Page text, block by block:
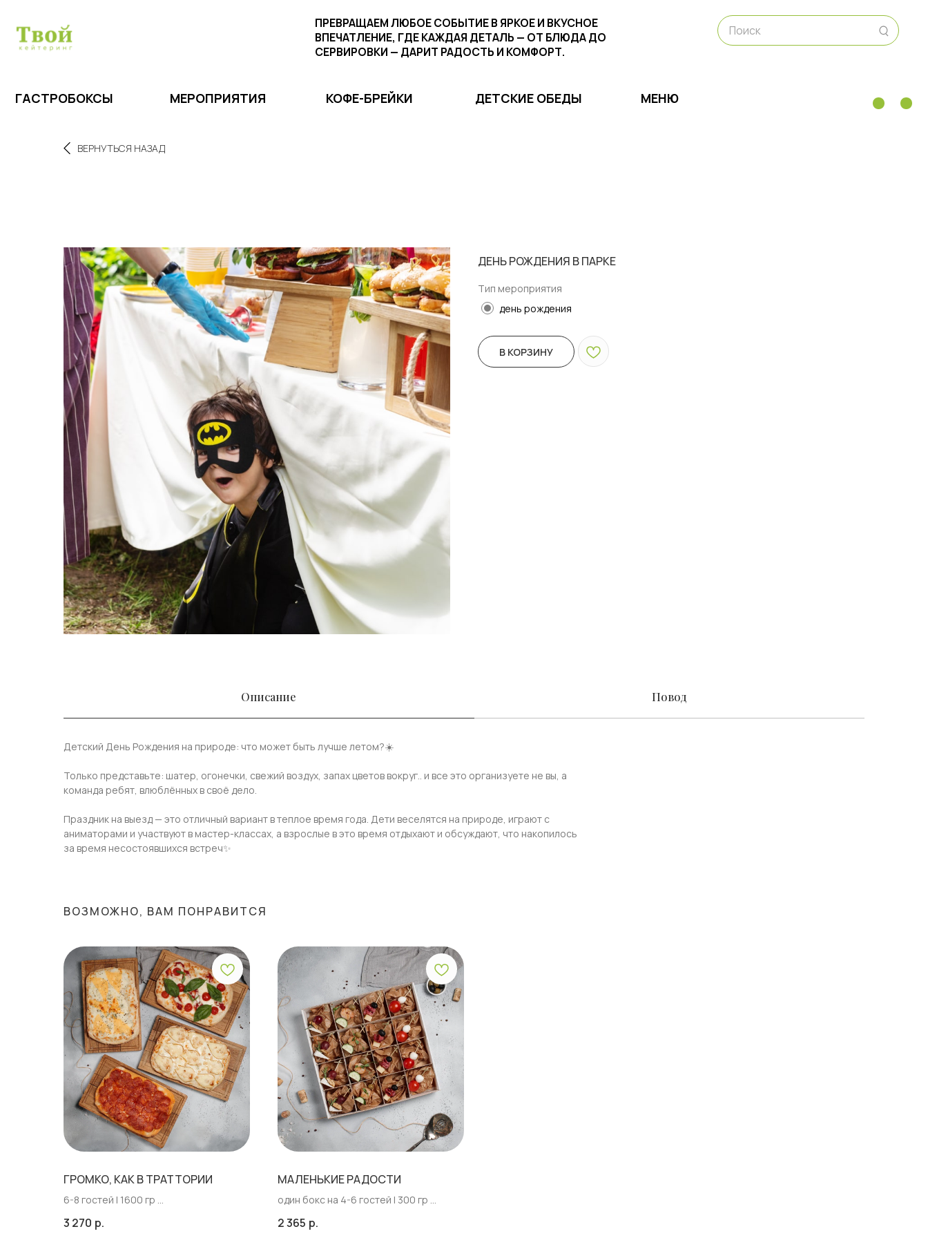
ПРЕВРАЩАЕМ ЛЮБОЕ СОБЫТИЕ В ЯРКОЕ И ВКУСНОЕ
ВПЕЧАТЛЕНИЕ, ГДЕ КАЖДАЯ ДЕТАЛЬ — ОТ БЛЮДА ДО
СЕРВИРОВКИ — ДАРИТ РАДОСТЬ И КОМФОРТ.
МЕНЮ
КОФЕ-БРЕЙКИ ДЕТСКИЕ ОБЕДЫ
ВЕРНУТЬСЯ НАЗАД
ДЕНЬ РОЖДЕНИЯ В ПАРКЕ
Тип мероприятия
день рождения
В КОРЗИНУ
Описание Повод
Детский День Рождения на природе: что может быть лучше летом?☀️
Только представьте: шатер, огонечки, свежий воздух, запах цветов вокруг.. и все это организуете не вы, а
команда ребят, влюблённых в своё дело.
Праздник на выезд — это отличный вариант в теплое время года. Дети веселятся на природе, играют с
аниматорами и участвуют в мастер-классах, а взрослые в это время отдыхают и обсуждают, что накопилось
за время несостоявшихся встреч✨
ВОЗМОЖНО, ВАМ ПОНРАВИТСЯ
ГРОМКО, КАК В ТРАТТОРИИ
6-8 гостей | 1600 гр
вечеров
3 270 р.
МАЛЕНЬКИЕ РАДОСТИ
один бокс на 4-6 гостей | 300 гр
вкусов
2 365 р.